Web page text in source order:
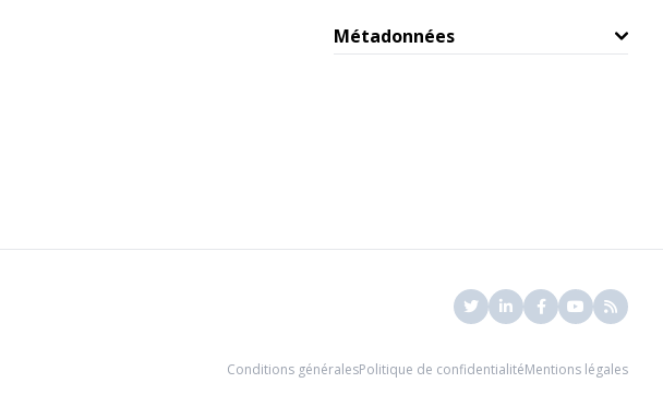
Métadonnées
Conditions généralesPolitique de confidentialitéMentions légales